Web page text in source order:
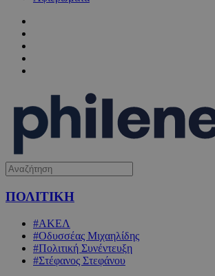
ΠΟΛΙΤΙΚΗ
#ΑΚΕΛ
#Οδυσσέας Μιχαηλίδης
#Πολιτική Συνέντευξη
#Στέφανος Στεφάνου